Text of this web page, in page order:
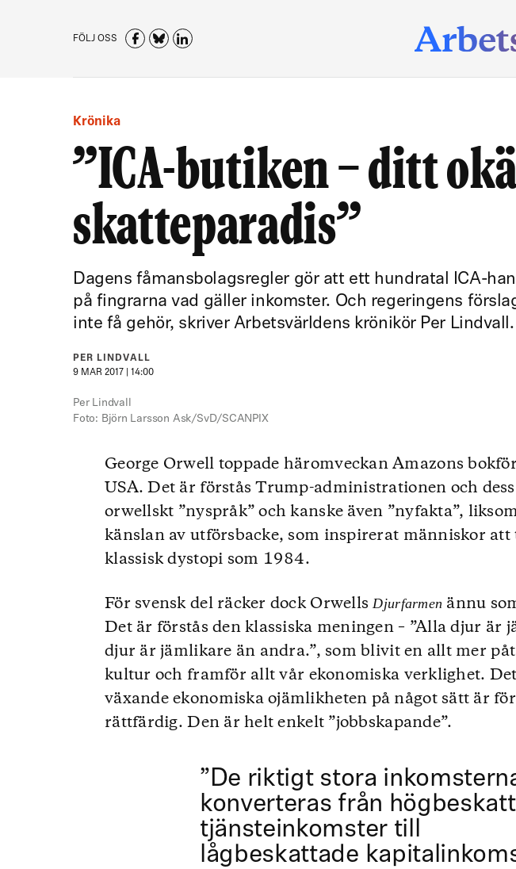
FÖLJ OSS
Krönika
”ICA-butiken − ditt
skatteparadis”
Dagens fåmansbolagsregler gör att ett hundratal ICA-
på fingrarna vad gäller inkomster. Och regeringens
inte få gehör, skriver Arbetsvärldens krönikör Per Lindvall.
PER LINDVALL
9 MAR 2017 | 14:00
Per Lindvall
Foto: Björn Larsson Ask/SvD/SCANPIX
George Orwell toppade häromveckan Amazons
USA. Det är förstås Trump-administrationen och
orwellskt ”nyspråk” och kanske även ”nyfakta”,
känslan av utförsbacke, som inspirerat människor att
klassisk dystopi som 1984.
För svensk del räcker dock OrwellsDjurfarmen ännu
Det är förstås den klassiska meningen – ”Alla djur är
djur är jämlikare än andra.”, som blivit en allt mer
kultur och framför allt vår ekonomiska verklighet.
växande ekonomiska ojämlikheten på något sätt är
rättfärdig. Den är helt enkelt ”jobbskapande”.
”De riktigt stora
konverteras från
tjänsteinkomster till
lågbeskattade